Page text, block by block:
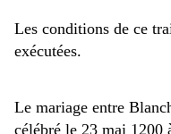
Les conditions de ce
exécutées.
Le mariage entre
célébré le 23 mai 1200